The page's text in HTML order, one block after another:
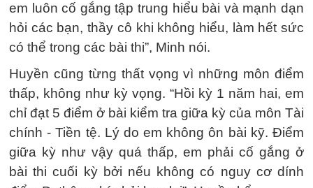
em luôn cố gắng tập trung hiểu bài và mạnh dạn
hỏi các bạn, thầy cô khi không hiểu, làm hết sức
có thể trong các bài thi”, Minh nói.
Huyền cũng từng thất vọng vì những môn điểm
thấp, không như kỳ vọng. “Hồi kỳ 1 năm hai, em
chỉ đạt 5 điểm ở bài kiểm tra giữa kỳ của môn Tài
chính - Tiền tệ. Lý do em không ôn bài kỹ. Điểm
giữa kỳ như vậy quá thấp, em phải cố gắng ở
bài thi cuối kỳ bởi nếu không có nguy cơ dính